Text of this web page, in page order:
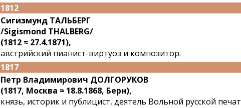
1812
Сигизмунд ТАЛЬБЕРГ
/Sigismond THALBERG/
(1812 ≈ 27.4.1871),
австрийский пианист-виртуоз и композитор.
1817
Петр Владимирович ДОЛГОРУКОВ
(1817, Москва ≈ 18.8.1868, Берн),
князь, историк и публицист, деятель Вольной русской